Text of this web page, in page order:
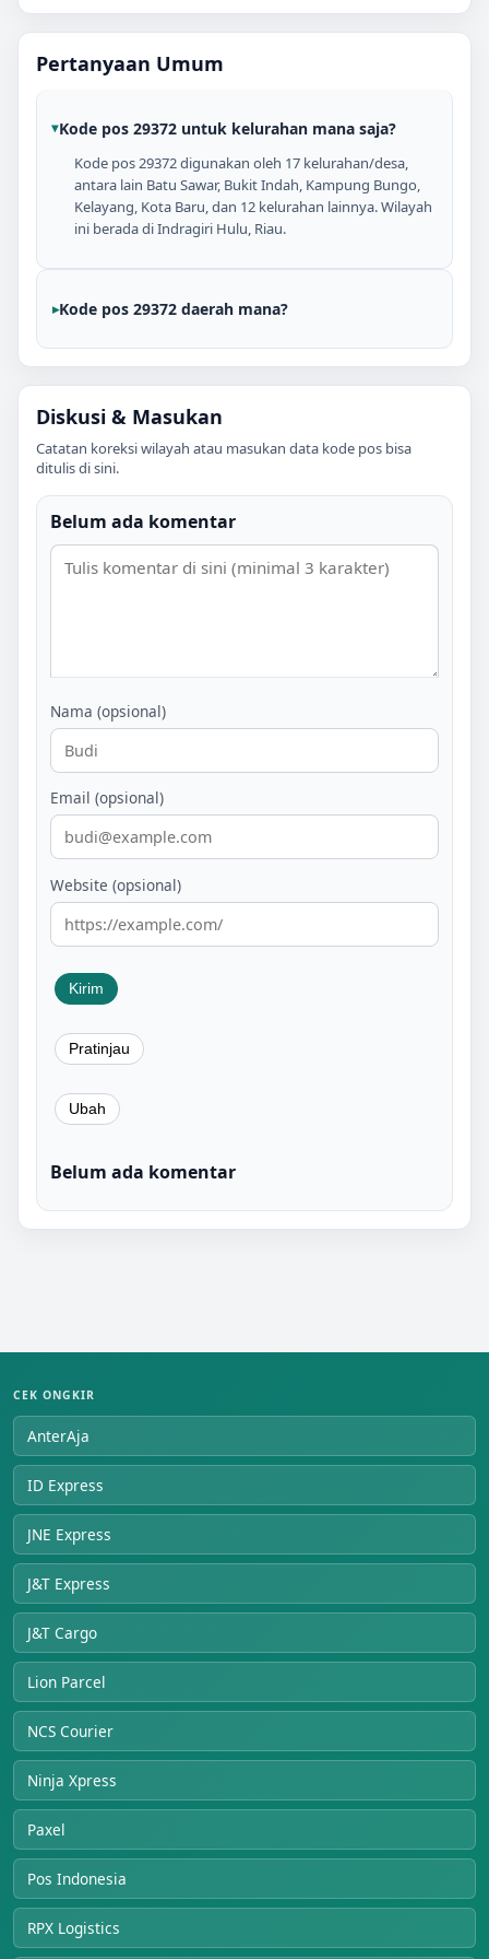
Pertanyaan Umum
Kode pos 29372 untuk kelurahan mana saja?
Kode pos 29372 digunakan oleh 17 kelurahan/desa,
antara lain Batu Sawar, Bukit Indah, Kampung Bungo,
Kelayang, Kota Baru, dan 12 kelurahan lainnya. Wilayah
ini berada di Indragiri Hulu, Riau.
Kode pos 29372 daerah mana?
Diskusi & Masukan
Catatan koreksi wilayah atau masukan data kode pos bisa
ditulis di sini.
Belum ada komentar
Nama (opsional)
Email (opsional)
Website (opsional)
Belum ada komentar
CEK ONGKIR
AnterAja
ID Express
JNE Express
J&T Express
J&T Cargo
Lion Parcel
NCS Courier
Ninja Xpress
Paxel
Pos Indonesia
RPX Logistics